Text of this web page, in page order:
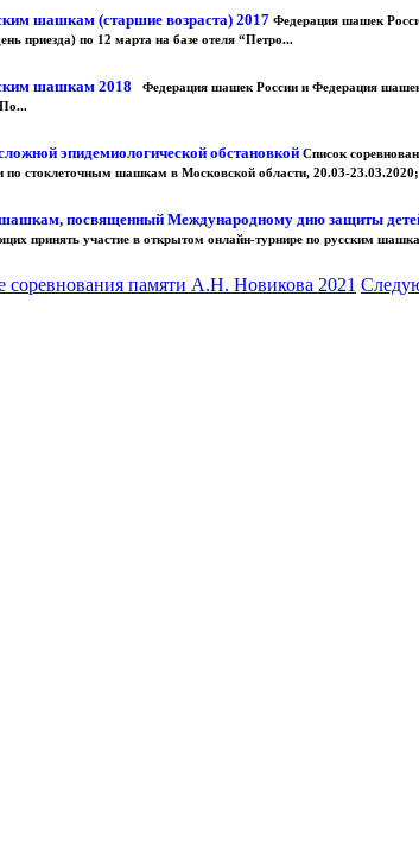
шашкам (старшие возраста) 2017 Федерация шашек
приезда) по 12 марта на базе отеля “Петро...
шашкам 2018
Федерация шашек России и Федерация
По...
эпидемиологической обстановкой Список
стоклеточным шашкам в Московской области, 20.03-
посвященный Международному дню защиты
принять участие в открытом онлайн-турнире по русским
соревнования памяти А.Н. Новикова 2021